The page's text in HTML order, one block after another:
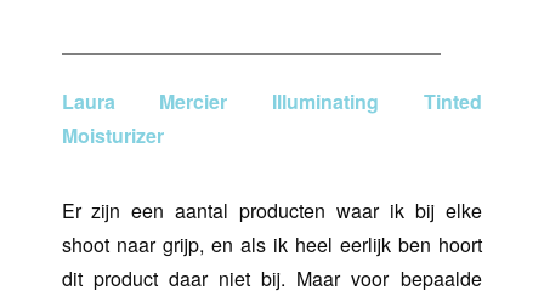
Laura Mercier Illuminating Tinted
Moisturizer
Er zijn een aantal producten waar ik bij elke
shoot naar grijp, en als ik heel eerlijk ben hoort
dit product daar niet bij. Maar voor bepaalde